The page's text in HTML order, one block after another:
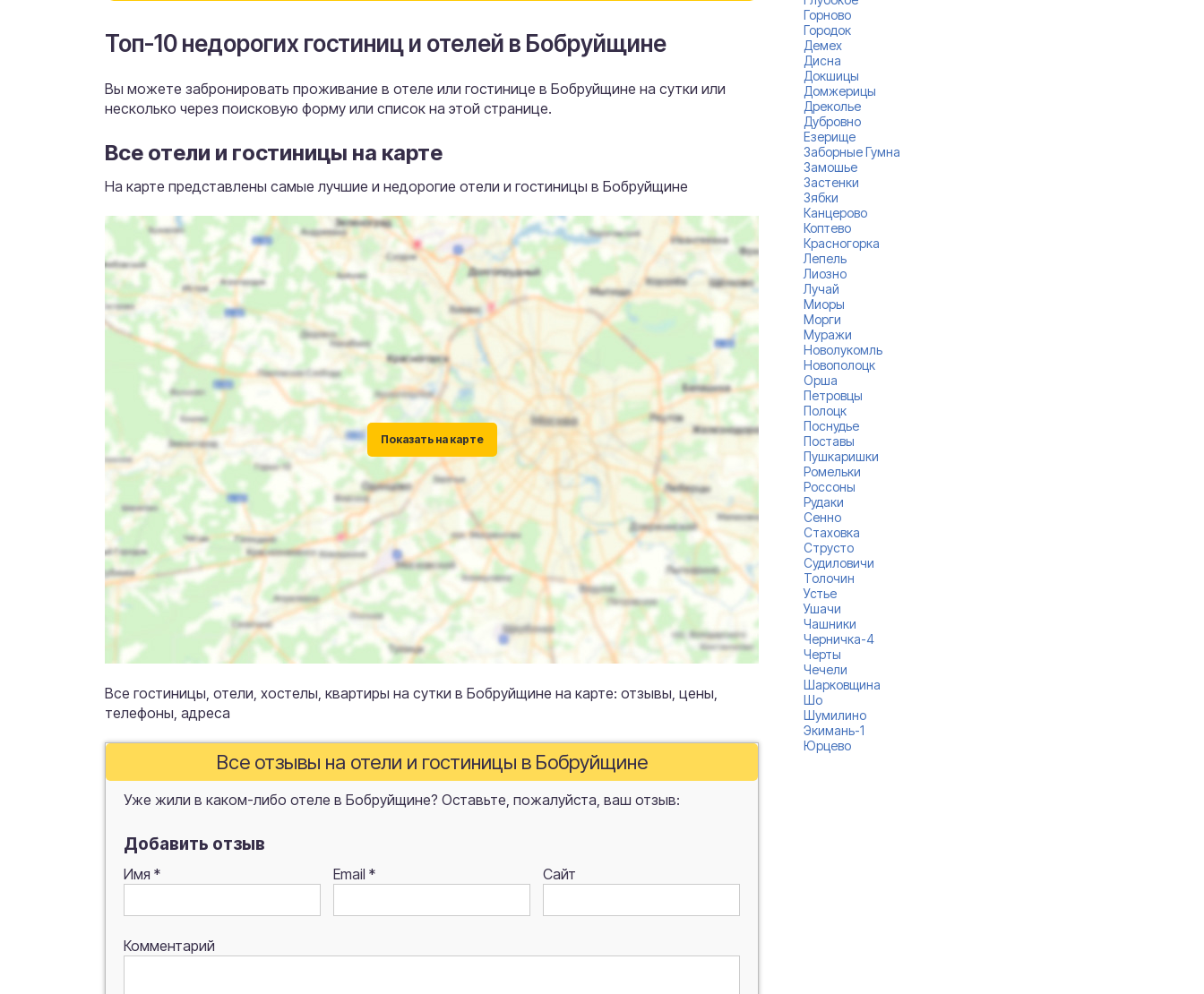
Топ-10 недорогих гостиниц и отелей в Бобруйщине
Вы можете забронировать проживание в отеле или гостинице в Бобруйщине на сутки или
несколько через поисковую форму или список на этой странице.
Все отели и гостиницы на карте
На карте представлены самые лучшие и недорогие отели и гостиницы в Бобруйщине
Все гостиницы, отели, хостелы, квартиры на сутки в Бобруйщине на карте: отзывы, цены,
телефоны, адреса
Все отзывы на отели и гостиницы в Бобруйщине
Уже жили в каком-либо отеле в Бобруйщине? Оставьте, пожалуйста, ваш отзыв:
Добавить отзыв
Имя * Email * Сайт
Комментарий
Горново
Городок
Демех
Дисна
Докшицы
Домжерицы
Дреколье
Дубровно
Езерище
Заборные Гумна
Замошье
Застенки
Зябки
Канцерово
Коптево
Красногорка
Лепель
Лиозно
Лучай
Миоры
Морги
Муражи
Новолукомль
Новополоцк
Орша
Петровцы
Полоцк
Поснудье
Поставы
Пушкаришки
Ромельки
Россоны
Рудаки
Сенно
Стаховка
Струсто
Судиловичи
Толочин
Устье
Ушачи
Чашники
Черничка-4
Черты
Чечели
Шарковщина
Шо
Шумилино
Экимань-1
Юрцево